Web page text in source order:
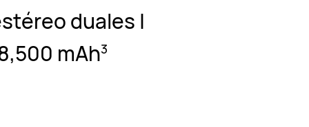
duales |
mAh⁠3